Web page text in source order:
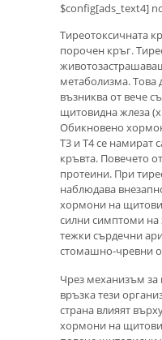
$config[ads_text4]
Тиреотоксичната
порочен кръг.
метаболизма. Това
възниква от вече
щитовидна жлеза
Обикновено
Т3 и Т4 се намират
кръвта. Повечето
протеини. При
наблюдава
хормони на
силни симптоми на
тежки сърдечни
стомашно-чревни
Чрез механизъм
връзка тези
страна влияят
хормони на